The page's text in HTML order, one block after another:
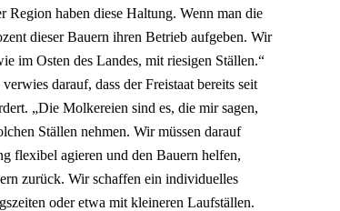
Region haben diese Haltung. Wenn man die
dieser Bauern ihren Betrieb aufgeben. Wir
im Osten des Landes, mit riesigen Ställen.“
darauf, dass der Freistaat bereits seit
„Die Molkereien sind es, die mir sagen,
Ställen nehmen. Wir müssen darauf
flexibel agieren und den Bauern helfen,
zurück. Wir schaffen ein individuelles
oder etwa mit kleineren Laufställen.